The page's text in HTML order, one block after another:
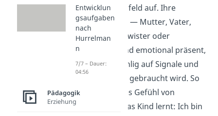
verlässlichen Umfeld auf. Ihre
Bezugspersonen — Mutter, Vater,
aber auch Geschwister oder
Großeltern — sind emotional präsent,
reagieren feinfühlig auf Signale und
trösten, wenn es gebraucht wird. So
entsteht ein tiefes Gefühl von
Geborgenheit. Das Kind lernt: Ich bin
Entwicklun
gsaufgaben
nach
Hurrelman
n
7/7 – Dauer:
04:56
Pädagogik
Erziehung